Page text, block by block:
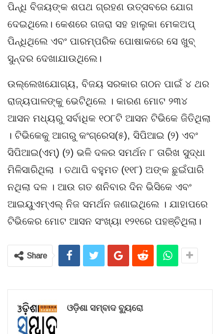
ପିନ୍ଧି ବିଜୟଙ୍କ ଶପଥ ଗ୍ରହଣ ଉତ୍ସବରେ ଯୋଗ
ଦେଇଥିଲେ। କେଶରେ ଗଜରା ସହ ହାଲୁକା ମେକଅପ୍
ପିନ୍ଧିଥିଲେ ଏବଂ ପାରମ୍ପରିକ ପୋଷାକରେ ସେ ଖୁବ୍
ସୁନ୍ଦର ଦେଖାଯାଉଥିଲେ।
ଉଲ୍ଲେଖଯୋଗ୍ୟ, ବିଜୟ ସରକାର ଗଠନ ପାଇଁ ୪ ଥର
ରାଜ୍ୟପାଳଙ୍କୁ ଭେଟିଥିଲେ । କାରଣ ମୋଟ ୨୩୪
ଆସନ ମଧ୍ୟରୁ ସର୍ବାଧିକ ୧୦୮ଟି ଆସନ ଟିଭିକେ ଜିତିଥିଲା
। ଟିଭିକେକୁ ଆଗରୁ କଂଗ୍ରେସ(୫), ସିପିଆଇ (୨) ଏବଂ
ସିପିଆଇ(ଏମ୍) (୨) ଭଳି ଦଳର ସମର୍ଥନ ୮ ତାରିଖ ସୁଦ୍ଧା
ମିଳିସାରିଥିଲା । ତଥାପି ବହୁମତ (୧୧୮) ଅଙ୍କ ଛୁଇଁପାରି
ନଥିଲା ଦଳ । ଆଉ ଗତ ଶନିବାର ଦିନ ଭିସିକେ ଏବଂ
ଆଇୟୁଏମ୍‌ଏଲ୍ ନିଜ ସମର୍ଥନ ଜଣାଇଥିଲେ । ଯାହାପରେ
ଟିଭିକେର ମୋଟ ଆସନ ସଂଖ୍ୟା ୧୨୧ରେ ପହଞ୍ଚିଥିଲା।
Share
ଓଡ଼ିଶା ସମ୍ବାଦ ବ୍ୟୁରୋ